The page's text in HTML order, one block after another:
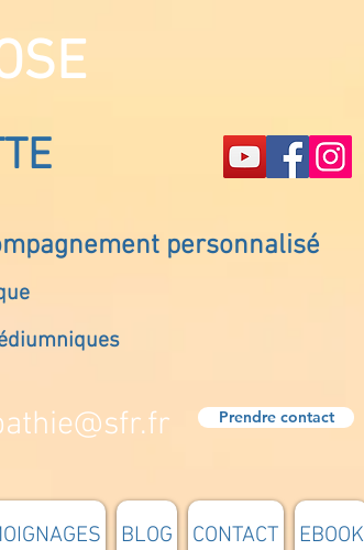
personnalisé
Prendre contact
BLOG CONTACT EBOOK